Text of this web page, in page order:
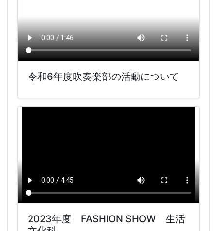
令和6年度吹奏楽部の活動について
2023年度 FASHION SHOW 生活